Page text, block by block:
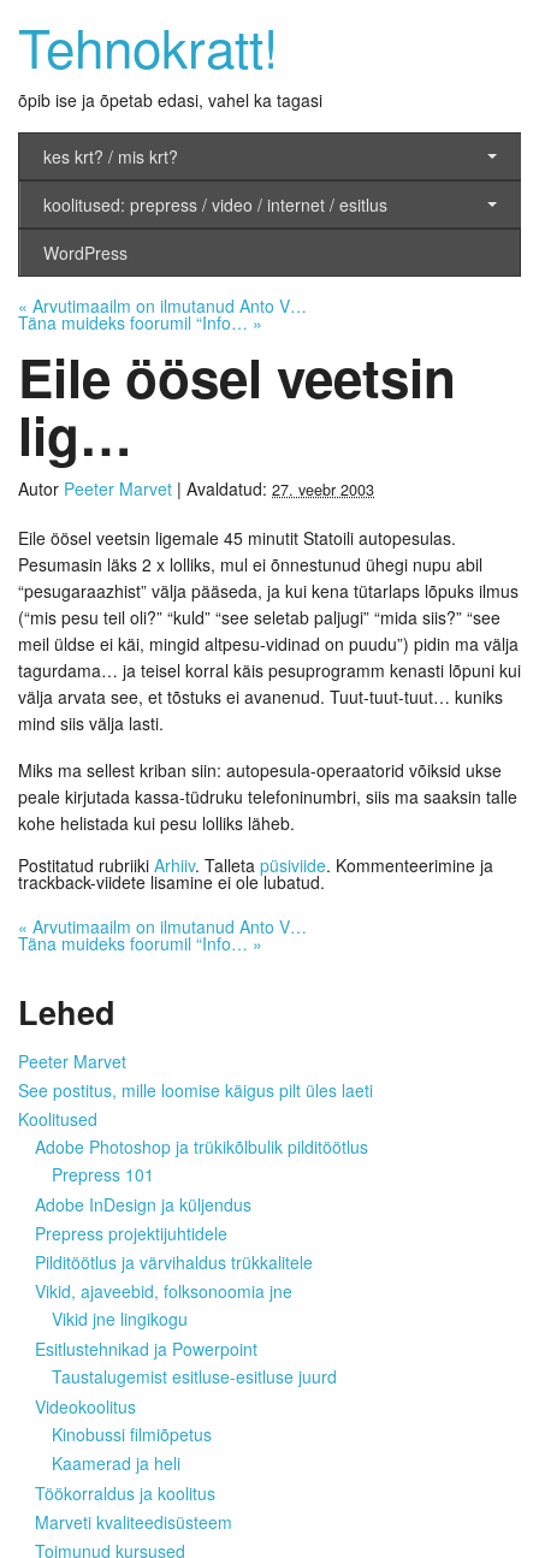
Tehnokratt!
õpib ise ja õpetab edasi, vahel ka tagasi
kes krt? / mis krt?
koolitused: prepress / video / internet / esitlus
WordPress
« Arvutimaailm on ilmutanud Anto V…
Täna muideks foorumil “Info… »
Eile öösel veetsin
lig…
Autor Peeter Marvet | Avaldatud: 27. veebr 2003
Eile öösel veetsin ligemale 45 minutit Statoili autopesulas.
Pesumasin läks 2 x lolliks, mul ei õnnestunud ühegi nupu abil
“pesugaraazhist” välja pääseda, ja kui kena tütarlaps lõpuks ilmus
(“mis pesu teil oli?” “kuld” “see seletab paljugi” “mida siis?” “see
meil üldse ei käi, mingid altpesu-vidinad on puudu”) pidin ma välja
tagurdama… ja teisel korral käis pesuprogramm kenasti lõpuni kui
välja arvata see, et tõstuks ei avanenud. Tuut-tuut-tuut… kuniks
mind siis välja lasti.
Miks ma sellest kriban siin: autopesula-operaatorid võiksid ukse
peale kirjutada kassa-tüdruku telefoninumbri, siis ma saaksin talle
kohe helistada kui pesu lolliks läheb.
Postitatud rubriiki Arhiiv. Talleta püsiviide. Kommenteerimine ja
trackback-viidete lisamine ei ole lubatud.
« Arvutimaailm on ilmutanud Anto V…
Täna muideks foorumil “Info… »
Lehed
Peeter Marvet
See postitus, mille loomise käigus pilt üles laeti
Koolitused
Adobe Photoshop ja trükikõlbulik pilditöötlus
Prepress 101
Adobe InDesign ja küljendus
Prepress projektijuhtidele
Pilditöötlus ja värvihaldus trükkalitele
Vikid, ajaveebid, folksonoomia jne
Vikid jne lingikogu
Esitlustehnikad ja Powerpoint
Taustalugemist esitluse-esitluse juurd
Videokoolitus
Kinobussi filmiõpetus
Kaamerad ja heli
Töökorraldus ja koolitus
Marveti kvaliteedisüsteem
Toimunud kursused